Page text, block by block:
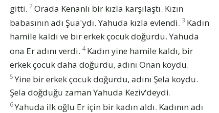
gitti. 2Orada Kenanlı bir kızla karşılaştı. Kızın
babasının adı Şua'ydı. Yahuda kızla evlendi. 3 Kadın
hamile kaldı ve bir erkek çocuk doğurdu. Yahuda
ona Er adını verdi. 4 Kadın yine hamile kaldı, bir
erkek çocuk daha doğurdu, adını Onan koydu.
5 Yine bir erkek çocuk doğurdu, adını Şela koydu.
Şela doğduğu zaman Yahuda Keziv'deydi.
6Yahuda ilk oğlu Er için bir kadın aldı. Kadının adı